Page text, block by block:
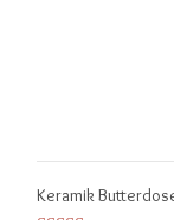
Keramik